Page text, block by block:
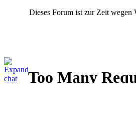
Dieses Forum ist zur Zeit wegen